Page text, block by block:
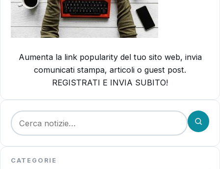
Aumenta la link popularity del tuo sito web, invia
comunicati stampa, articoli o guest post.
REGISTRATI E INVIA SUBITO!
Cerca:
CATEGORIE